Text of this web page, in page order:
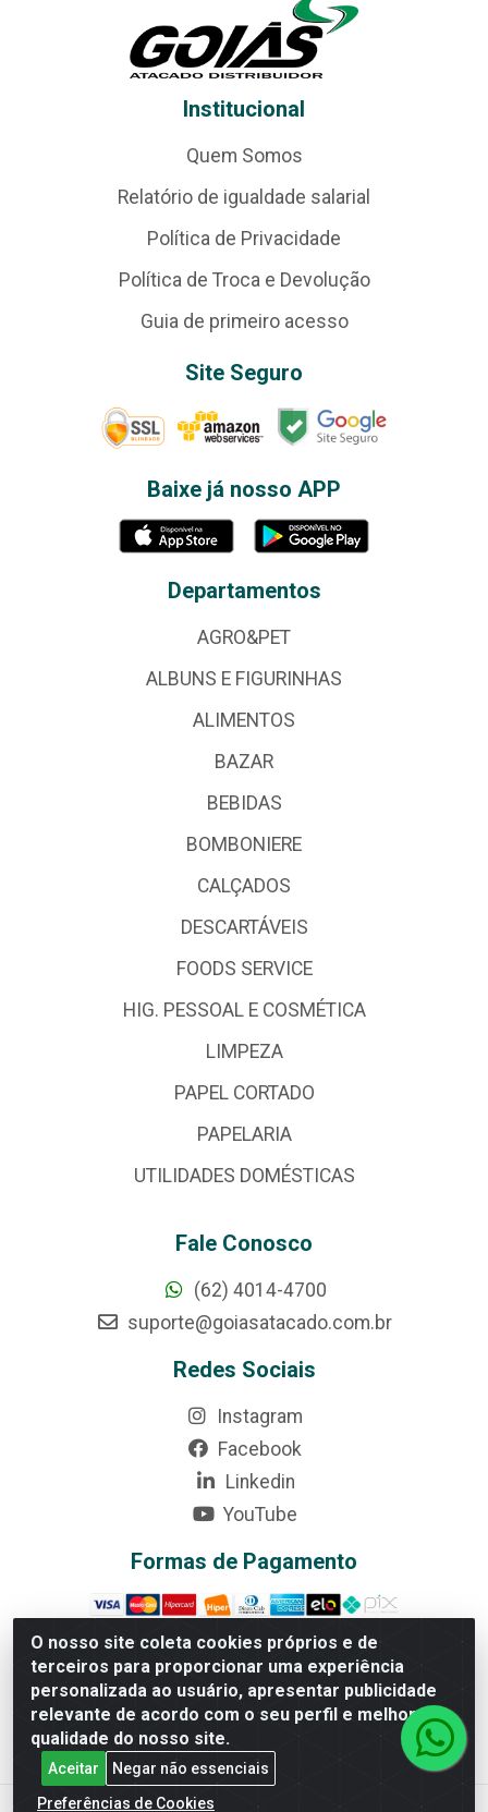
O nosso site coleta cookies próprios e de
terceiros para proporcionar uma experiência
personalizada ao usuário, apresentar publicidade
relevante de acordo com o seu perfil e melhorar a
qualidade do nosso site.
Aceitar
Negar não essenciais
Preferências de Cookies
Institucional
Quem Somos
Relatório de igualdade salarial
Política de Privacidade
Política de Troca e Devolução
Guia de primeiro acesso
Site Seguro
Baixe já nosso APP
Departamentos
AGRO&PET
ALBUNS E FIGURINHAS
ALIMENTOS
BAZAR
BEBIDAS
BOMBONIERE
CALÇADOS
DESCARTÁVEIS
FOODS SERVICE
HIG. PESSOAL E COSMÉTICA
LIMPEZA
PAPEL CORTADO
PAPELARIA
UTILIDADES DOMÉSTICAS
Fale Conosco
(62) 4014-4700
suporte@goiasatacado.com.br
Redes Sociais
Instagram
Facebook
Linkedin
YouTube
Formas de Pagamento
Rede Brasil - Avenida Universitária, nº 3860, Jardim das
Américas II Etapa - Anápolis/GO - CEP 75070-415 -
CNPJ 07.728.073/0002-24